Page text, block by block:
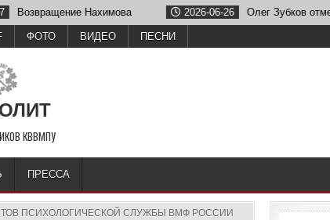
Нахимова 2026-06-26 Олег Зубков отметил
ФОТО ВИДЕО ПЕСНИ
КВВМПУ
ПРЕССА
ПСИХОЛОГИЧЕСКОЙ СЛУЖБЫ ВМФ РОССИИ